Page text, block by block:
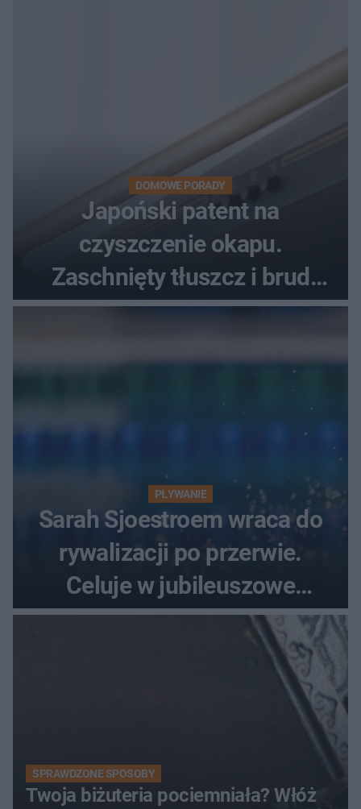
DOMOWE PORADY
Japoński patent na
czyszczenie okapu.
Zaschnięty tłuszcz i brud
znikną bez szorowania
PŁYWANIE
Sarah Sjoestroem wraca do
rywalizacji po przerwie.
Celuje w jubileuszowe
medale na ME
SPRAWDZONE SPOSOBY
Twoja biżuteria pociemniała? Włóż